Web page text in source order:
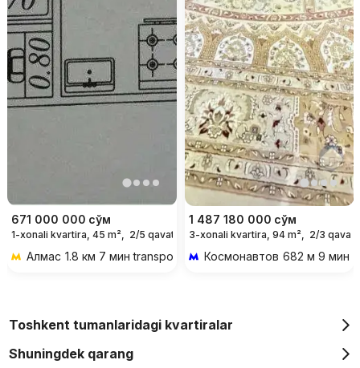
671 000 000 сўм
1-xonali kvartira, 45 m², 2/5 qavat
Алмас 1.8 км 7 мин transportda
1 487 180 000 сўм
3-xonali kvartira, 94 m², 2/3 qavat
Космонавтов 682 м 9 мин
Toshkent tumanlaridagi kvartiralar
Shuningdek qarang